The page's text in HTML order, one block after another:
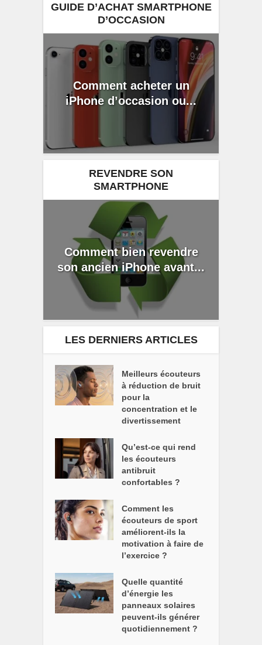
GUIDE D’ACHAT SMARTPHONE
D’OCCASION
Comment acheter un
iPhone d’occasion ou...
REVENDRE SON
SMARTPHONE
Comment bien revendre
son ancien iPhone avant...
LES DERNIERS ARTICLES
Meilleurs écouteurs
à réduction de bruit
pour la
concentration et le
divertissement
Qu’est-ce qui rend
les écouteurs
antibruit
confortables ?
Comment les
écouteurs de sport
améliorent-ils la
motivation à faire de
l’exercice ?
Quelle quantité
d’énergie les
panneaux solaires
peuvent-ils générer
quotidiennement ?